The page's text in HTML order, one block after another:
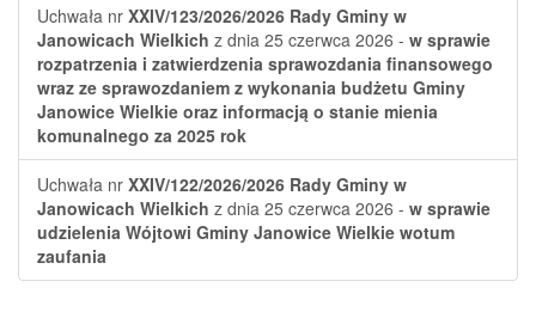
Uchwała nr XXIV/123/2026/2026 Rady Gminy w
Janowicach Wielkich z dnia 25 czerwca 2026 - w sprawie
rozpatrzenia i zatwierdzenia sprawozdania finansowego
wraz ze sprawozdaniem z wykonania budżetu Gminy
Janowice Wielkie oraz informacją o stanie mienia
komunalnego za 2025 rok
Uchwała nr XXIV/122/2026/2026 Rady Gminy w
Janowicach Wielkich z dnia 25 czerwca 2026 - w sprawie
udzielenia Wójtowi Gminy Janowice Wielkie wotum
zaufania